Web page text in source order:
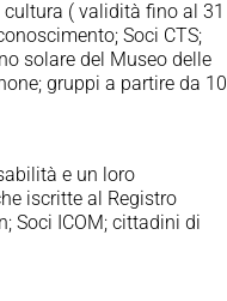
( validità fino al 31
Soci CTS;
solare del Museo delle
gruppi a partire da 10
e un loro
iscritte al Registro
Soci ICOM; cittadini di